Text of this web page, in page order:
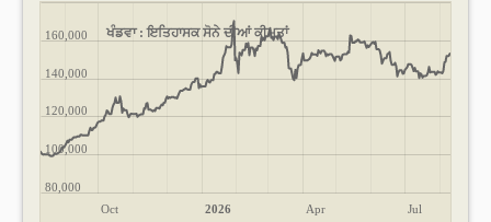
ਖੰਡਵਾ : ਇਤਿਹਾਸਕ ਸੋਨੇ ਦੀਆਂ ਕੀਮਤਾਂ
Oct 2026 Apr Jul
80,000
100,000
120,000
140,000
160,000